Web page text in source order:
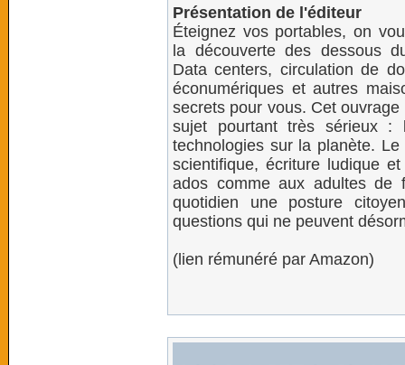
Présentation de l'éditeur
Éteignez vos portables, on
la découverte des dessous
Data centers, circulation de
éconumériques et autres
secrets pour vous. Cet
sujet pourtant très sérieux :
technologies sur la planète.
scientifique, écriture ludique
ados comme aux adultes de
quotidien une posture
questions qui ne peuvent
(lien rémunéré par Amazon)